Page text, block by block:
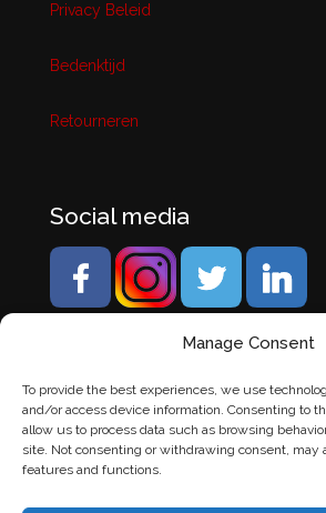
Manage Consent
To provide the best experiences, we use
and/or access device information. Consenting to
allow us to process data such as browsing
site. Not consenting or withdrawing consent, may
features and functions.
Privacy Beleid
Bedenktijd
Retourneren
Social media